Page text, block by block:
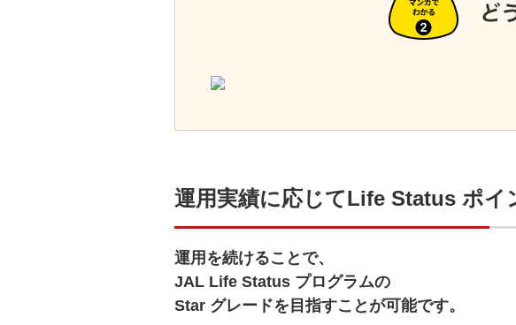
運用実績に応じてLife Status ポイ
運用を続けることで、
JAL Life Status プログラムの
Star グレードを目指すことが可能です。